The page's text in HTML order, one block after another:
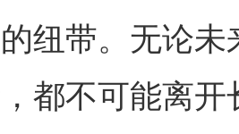
纽带。无论
都不可能离